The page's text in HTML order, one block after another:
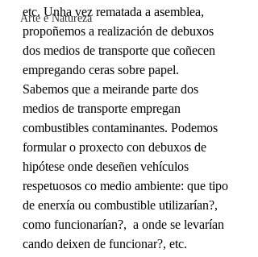
Arte e Natureza
etc. Unha vez rematada a asemblea,
propoñemos a realización de debuxos
dos medios de transporte que coñecen
empregando ceras sobre papel.
Sabemos que a meirande parte dos
medios de transporte empregan
combustibles contaminantes. Podemos
formular o proxecto con debuxos de
hipótese onde deseñen vehículos
respetuosos co medio ambiente: que tipo
de enerxía ou combustible utilizarían?,
como funcionarían?,  a onde se levarían
cando deixen de funcionar?, etc.